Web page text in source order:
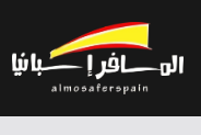
تاجير